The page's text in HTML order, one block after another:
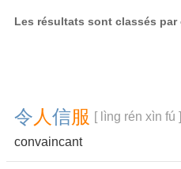
Les résultats sont classés
令 人信服 [ lìng rén xìn fú ]
convaincant